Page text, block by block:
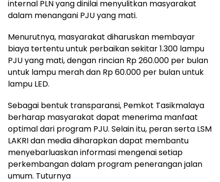
internal PLN yang dinilai menyulitkan masyarakat
dalam menangani PJU yang mati.
Menurutnya, masyarakat diharuskan membayar
biaya tertentu untuk perbaikan sekitar 1.300 lampu
PJU yang mati, dengan rincian Rp 260.000 per bulan
untuk lampu merah dan Rp 60.000 per bulan untuk
lampu LED.
Sebagai bentuk transparansi, Pemkot Tasikmalaya
berharap masyarakat dapat menerima manfaat
optimal dari program PJU. Selain itu, peran serta LSM
LAKRI dan media diharapkan dapat membantu
menyebarluaskan informasi mengenai setiap
perkembangan dalam program penerangan jalan
umum. Tuturnya